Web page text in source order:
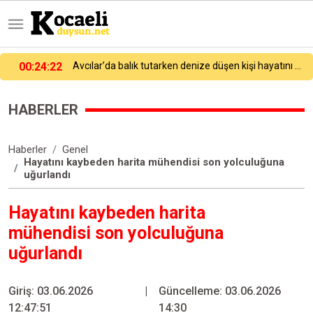
23:58:42
HABERLER
Haberler
Genel
Hayatını kaybeden harita mühendisi son yolculuğuna
uğurlandı
Hayatını kaybeden harita
mühendisi son yolculuğuna
uğurlandı
Giriş: 03.06.2026
12:47:51
|
Güncelleme: 03.06.2026
14:30